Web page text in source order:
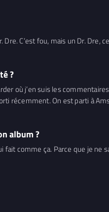
Dre. C’est fou, mais un Dr. Dre,
?
où j’en suis les
récemment. On est parti à
album ?
fait comme ça. Parce que je ne